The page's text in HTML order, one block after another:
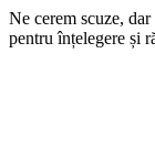
Ne cerem scuze,
pentru înțelegere și